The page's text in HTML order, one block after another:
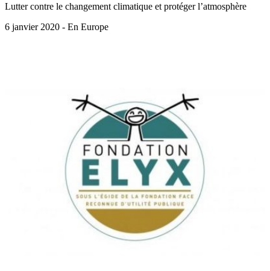
Lutter contre le changement climatique et protéger l’atmosphère
6 janvier 2020 - En Europe